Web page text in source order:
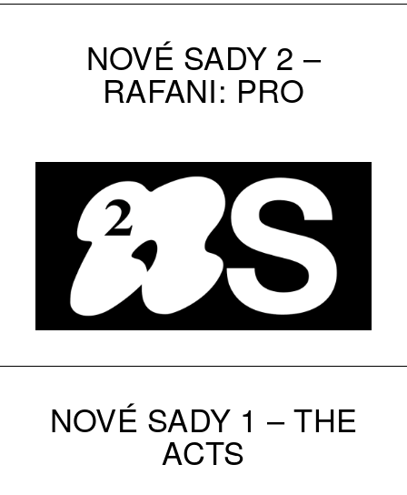
NOVÉ SADY 2 –
RAFANI: PRO
NOVÉ SADY 1 – THE
ACTS